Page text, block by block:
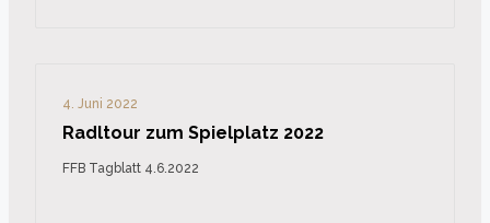
4. Juni 2022
Radltour zum Spielplatz 2022
FFB Tagblatt 4.6.2022